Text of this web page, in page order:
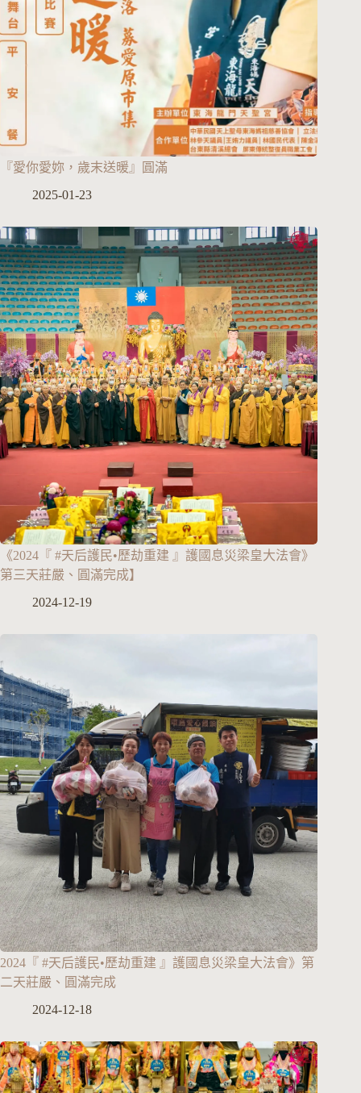
『愛你愛妳，歲末送暖』圓滿
2025-01-23
《2024『 #天后護民•歷劫重建 』護國息災梁皇大法會》
第三天莊嚴、圓滿完成】
2024-12-19
2024『 #天后護民•歷劫重建 』護國息災梁皇大法會》第
二天莊嚴、圓滿完成
2024-12-18